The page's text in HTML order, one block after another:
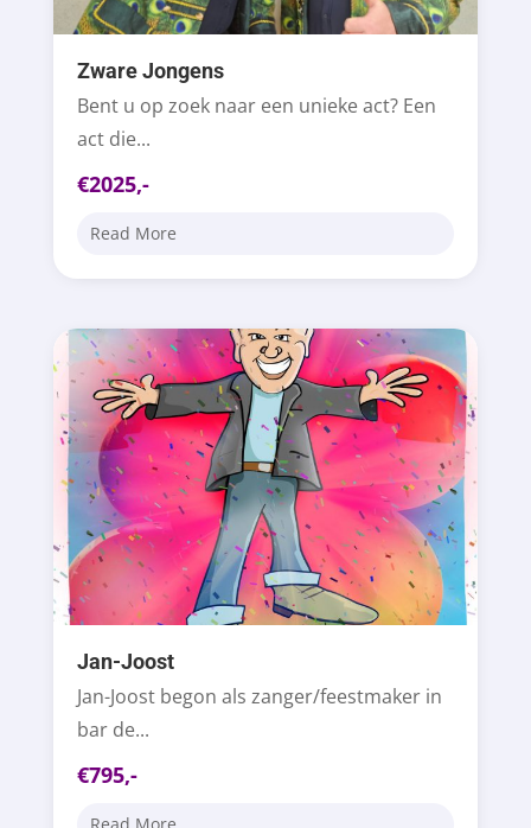
Zware Jongens
Bent u op zoek naar een unieke act? Een
act die...
€2025,-
Read More
Jan-Joost
Jan-Joost begon als zanger/feestmaker in
bar de...
€795,-